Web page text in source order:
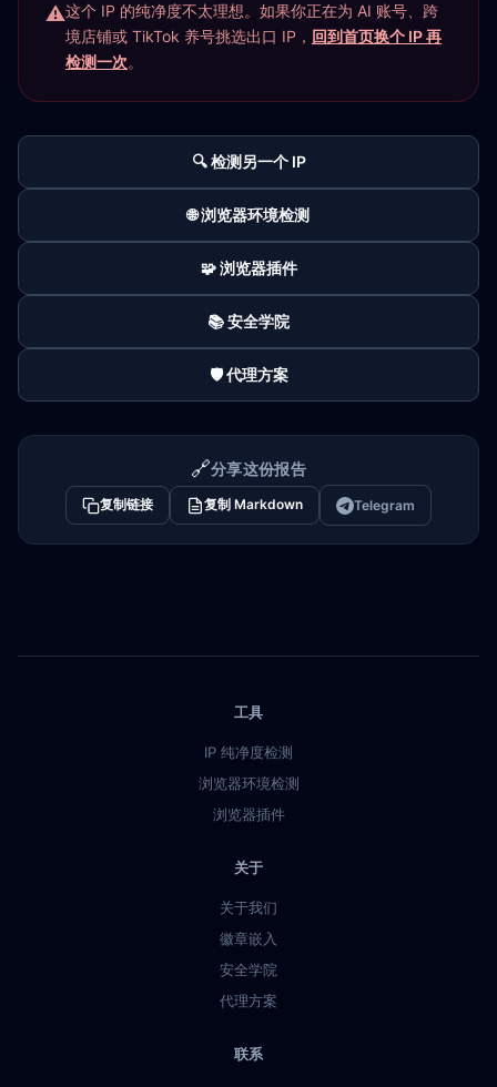
这个 IP 的纯净度不太理想。如果你正在为 AI 账号、跨
境店铺或 TikTok 养号挑选出口 IP， 回到首页换个 IP 再
检测一次。
🔍 检测另一个 IP
🌐 浏览器环境检测
🧩 浏览器插件
📚 安全学院
🛡️ 代理方案
🔗分享这份报告
复制链接 复制 Markdown Telegram
工具
IP 纯净度检测
浏览器环境检测
浏览器插件
关于
关于我们
徽章嵌入
安全学院
代理方案
联系